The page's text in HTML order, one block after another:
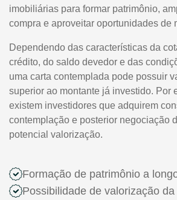
imobiliárias para formar patrimônio,
compra e aproveitar oportunidades de
Dependendo das características da
crédito, do saldo devedor e das
uma carta contemplada pode possuir
superior ao montante já investido. Por
existem investidores que adquirem
contemplação e posterior negociação
potencial valorização.
Formação de patrimônio a
Possibilidade de valorização da